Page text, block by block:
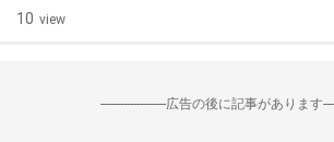
10 view
--------------------広告の後に記事があります